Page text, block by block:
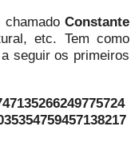
chamadoConstante
etc. Tem como
seguir os primeiros